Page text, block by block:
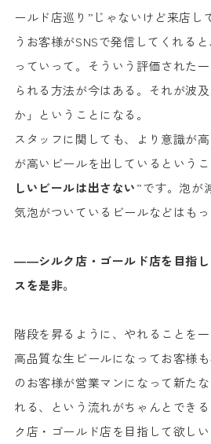
ールド店巡り”じゃないけど来店し
うお客様がSNSで発信してくれる
っていって。そういう評価された
られる方法が今はある。それが波
か」ということになる。
スタッフに関しても、より意識が
が高いビールを出しているという
しいビールは出さない”です。泡が
気泡がついているビールなどはもっ
――シルク店・ゴールド店を目指し
スを是非。
階段を昇るように、やれることを一
高品質な生ビールになってお客様
のお客様が営業マンになって新た
れる、という流れがちゃんとでき
ク店・ゴールド店を目指して欲しい